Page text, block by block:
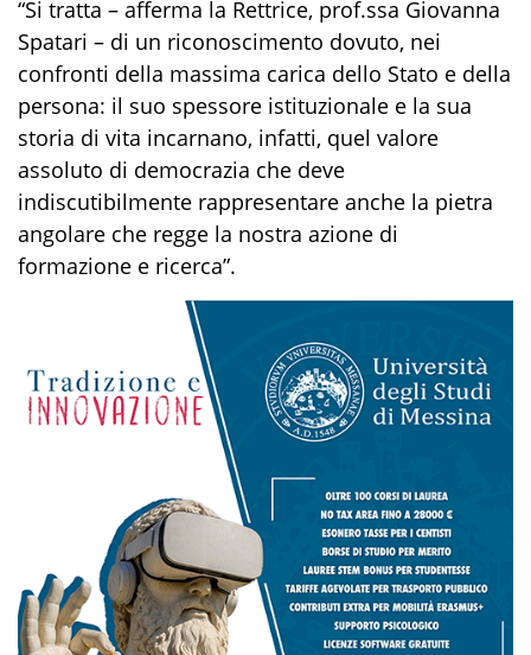
“Si tratta – afferma la Rettrice, prof.ssa Giovanna
Spatari – di un riconoscimento dovuto, nei
confronti della massima carica dello Stato e della
persona: il suo spessore istituzionale e la sua
storia di vita incarnano, infatti, quel valore
assoluto di democrazia che deve
indiscutibilmente rappresentare anche la pietra
angolare che regge la nostra azione di
formazione e ricerca”.